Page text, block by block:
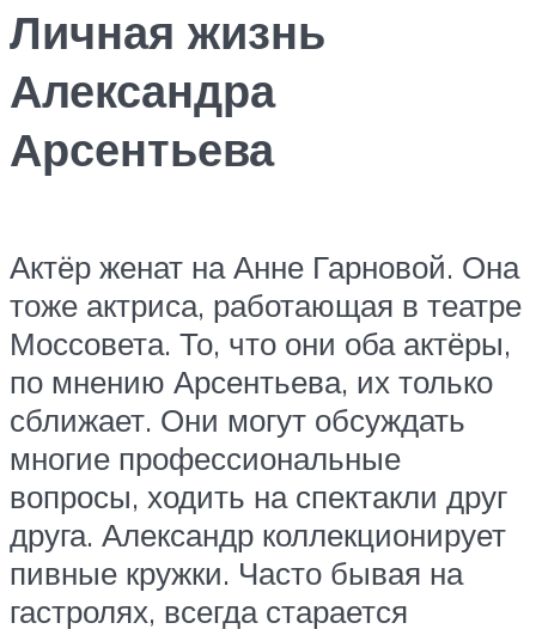
Личная жизнь
Александра
Арсентьева
Актёр женат на Анне Гарновой. Она
тоже актриса, работающая в театре
Моссовета. То, что они оба актёры,
по мнению Арсентьева, их только
сближает. Они могут обсуждать
многие профессиональные
вопросы, ходить на спектакли друг
друга. Александр коллекционирует
пивные кружки. Часто бывая на
гастролях, всегда старается